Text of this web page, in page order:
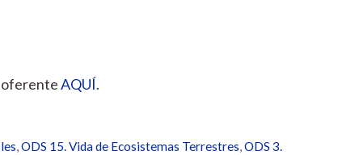
oferenteAQUÍ.
,ODS 15. Vida de Ecosistemas Terrestres,ODS 3.